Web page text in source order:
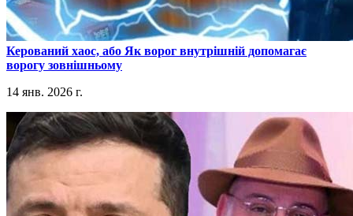
​Керований хаос, або Як ворог внутрішній допомагає
ворогу зовнішньому
14 янв. 2026 г.